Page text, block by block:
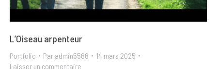
L’Oiseau arpenteur
Portfolio Par admin5566
14 mars 2025
Laisser un commentaire